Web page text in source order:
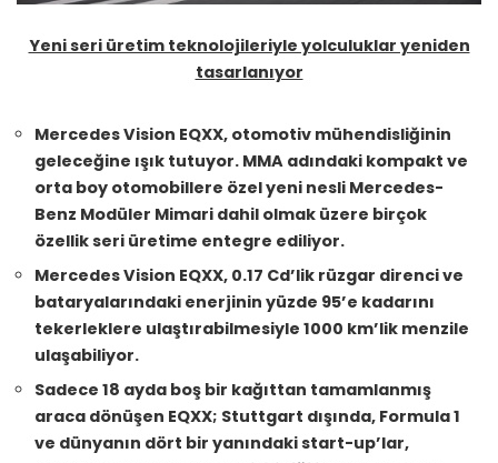
Yeni seri üretim teknolojileriyle yolculuklar yeniden
tasarlanıyor
Mercedes Vision EQXX, otomotiv mühendisliğinin
geleceğine ışık tutuyor. MMA adındaki kompakt ve
orta boy otomobillere özel yeni nesli Mercedes-
Benz Modüler Mimari dahil olmak üzere birçok
özellik seri üretime entegre ediliyor.
Mercedes Vision EQXX, 0.17 Cd’lik rüzgar direnci ve
bataryalarındaki enerjinin yüzde 95’e kadarını
tekerleklere ulaştırabilmesiyle 1000 km’lik menzile
ulaşabiliyor.
Sadece 18 ayda boş bir kağıttan tamamlanmış
araca dönüşen EQXX; Stuttgart dışında, Formula 1
ve dünyanın dört bir yanındaki start-up’lar,